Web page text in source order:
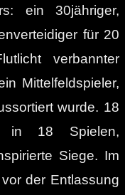
ein 30jähriger,
für 20
verbannter
Mittelfeldspieler,
wurde. 18
in 18 Spielen,
Siege. Im
der Entlassung